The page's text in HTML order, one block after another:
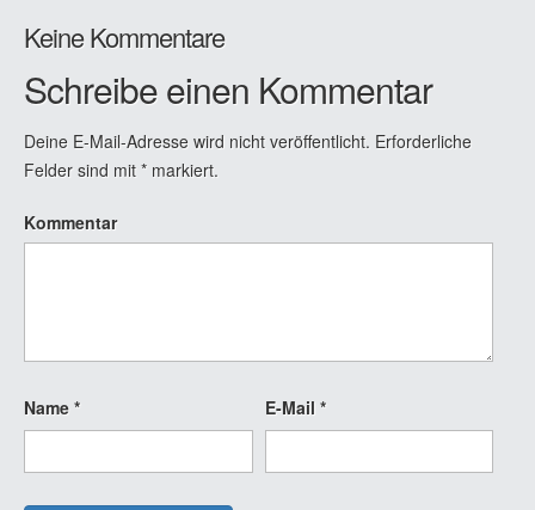
Keine Kommentare
Schreibe einen Kommentar
Deine E-Mail-Adresse wird nicht veröffentlicht. Erforderliche
Felder sind mit * markiert.
Kommentar
Name * E-Mail *